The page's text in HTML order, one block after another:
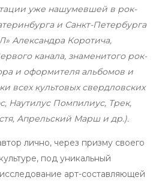
уже нашумевшей в рок-
и Санкт-Петербурга
Александра Коротича,
канала, знаменитого рок-
и оформителя альбомов и
всех культовых свердловских
Наутилус Помпилиус, Трек,
Апрельский Марш и др.).
лично, через призму своего
под уникальный
арт-составляющей